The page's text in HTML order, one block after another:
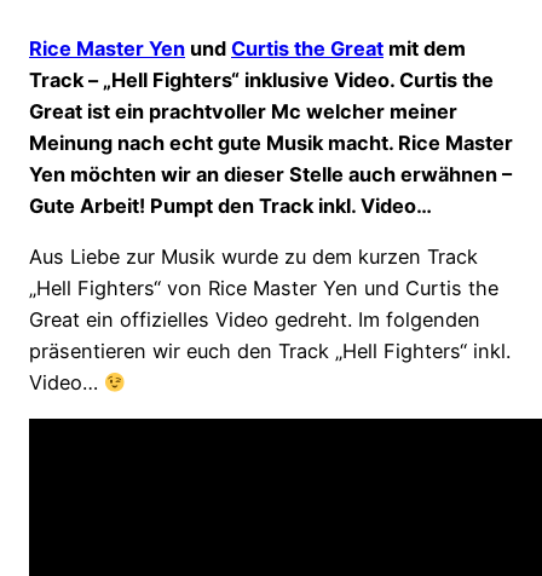
Rice Master Yen und Curtis the Great mit dem
Track – „Hell Fighters“ inklusive Video. Curtis the
Great ist ein prachtvoller Mc welcher meiner
Meinung nach echt gute Musik macht. Rice Master
Yen möchten wir an dieser Stelle auch erwähnen –
Gute Arbeit! Pumpt den Track inkl. Video…
Aus Liebe zur Musik wurde zu dem kurzen Track
„Hell Fighters“ von Rice Master Yen und Curtis the
Great ein offizielles Video gedreht. Im folgenden
präsentieren wir euch den Track „Hell Fighters“ inkl.
Video…